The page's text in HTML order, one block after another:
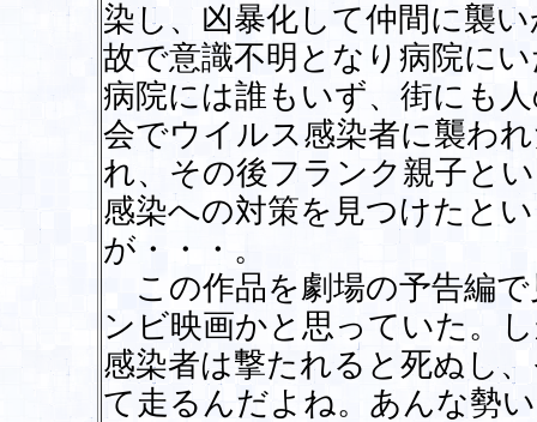
染し、凶暴化して仲間に襲
故で意識不明となり病院に
病院には誰もいず、街にも
会でウイルス感染者に襲わ
れ、その後フランク親子と
感染への対策を見つけたと
が・・・。
この作品を劇場の予告編
ンビ映画かと思っていた。
感染者は撃たれると死ぬし
て走るんだよね。あんな勢